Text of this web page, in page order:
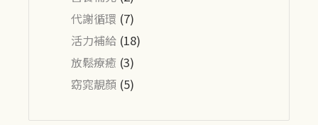
代謝循環 (7)
活力補給 (18)
放鬆療癒 (3)
窈窕靚顏 (5)